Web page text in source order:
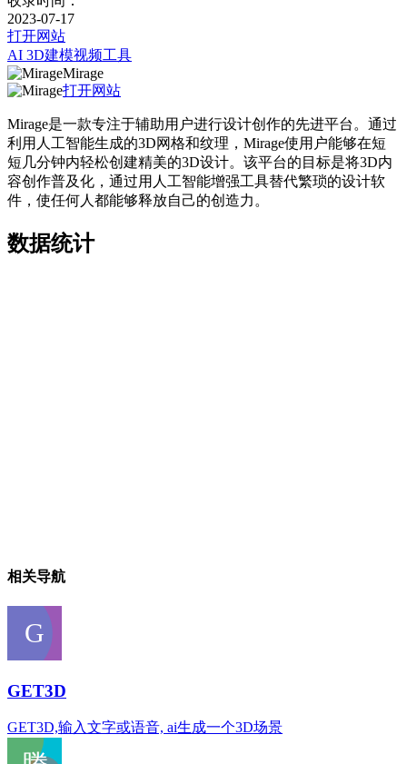
2023-07-17
打开网站
AI 3D建模视频工具
Mirage
打开网站
Mirage是一款专注于辅助用户进行设计创作的先进平台。通过
利用人工智能生成的3D网格和纹理，Mirage使用户能够在短
短几分钟内轻松创建精美的3D设计。该平台的目标是将3D内
容创作普及化，通过用人工智能增强工具替代繁琐的设计软
件，使任何人都能够释放自己的创造力。
数据统计
相关导航
GET3D
GET3D,输入文字或语音, ai生成一个3D场景